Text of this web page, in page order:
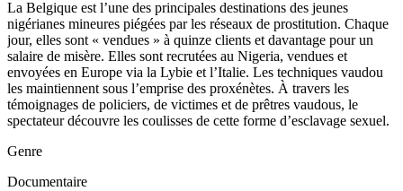
La Belgique est l’une des principales destinations des jeunes
nigérianes mineures piégées par les réseaux de prostitution. Chaque
jour, elles sont « vendues » à quinze clients et davantage pour un
salaire de misère. Elles sont recrutées au Nigeria, vendues et
envoyées en Europe via la Lybie et l’Italie. Les techniques vaudou
les maintiennent sous l’emprise des proxénètes. À travers les
témoignages de policiers, de victimes et de prêtres vaudous, le
spectateur découvre les coulisses de cette forme d’esclavage sexuel.
Genre
Documentaire